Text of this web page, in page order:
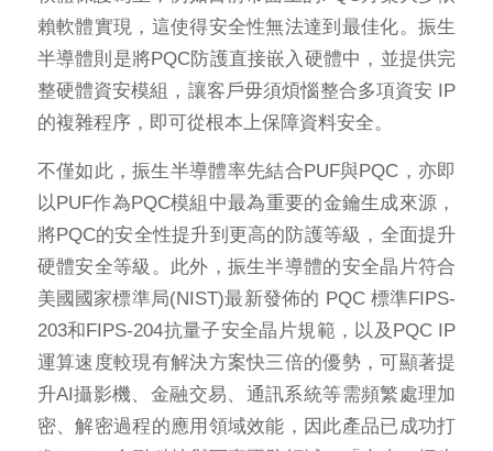
賴軟體實現，這使得安全性無法達到最佳化。振生
半導體則是將PQC防護直接嵌入硬體中，並提供完
整硬體資安模組，讓客戶毋須煩惱整合多項資安 IP
的複雜程序，即可從根本上保障資料安全。
不僅如此，振生半導體率先結合PUF與PQC，亦即
以PUF作為PQC模組中最為重要的金鑰生成來源，
將PQC的安全性提升到更高的防護等級，全面提升
硬體安全等級。此外，振生半導體的安全晶片符合
美國國家標準局(NIST)最新發佈的 PQC 標準FIPS-
203和FIPS-204抗量子安全晶片規範，以及PQC IP
運算速度較現有解決方案快三倍的優勢，可顯著提
升AI攝影機、金融交易、通訊系統等需頻繁處理加
密、解密過程的應用領域效能，因此產品已成功打